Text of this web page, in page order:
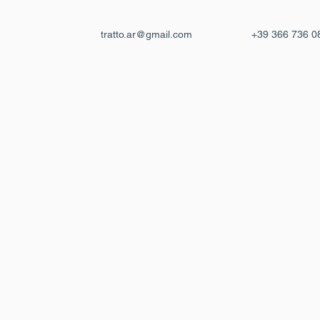
tratto.ar@gmail.com +39 366 736